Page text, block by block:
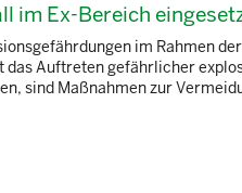
im Ex-Bereich
im Rahmen
Auftreten gefährlicher
sind Maßnahmen zur